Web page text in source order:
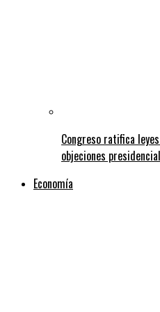
Congreso ratifica
objeciones
Economía